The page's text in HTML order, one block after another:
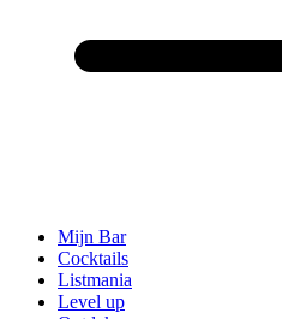
Mijn Bar
Cocktails
Listmania
Level up